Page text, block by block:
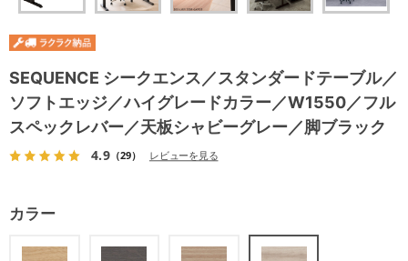
SEQUENCE シークエンス／スタンダードテーブル／
ソフトエッジ／ハイグレードカラー／W1550／フル
スペックレバー／天板シャビーグレー／脚ブラック
4.9（29） レビューを見る
カラー